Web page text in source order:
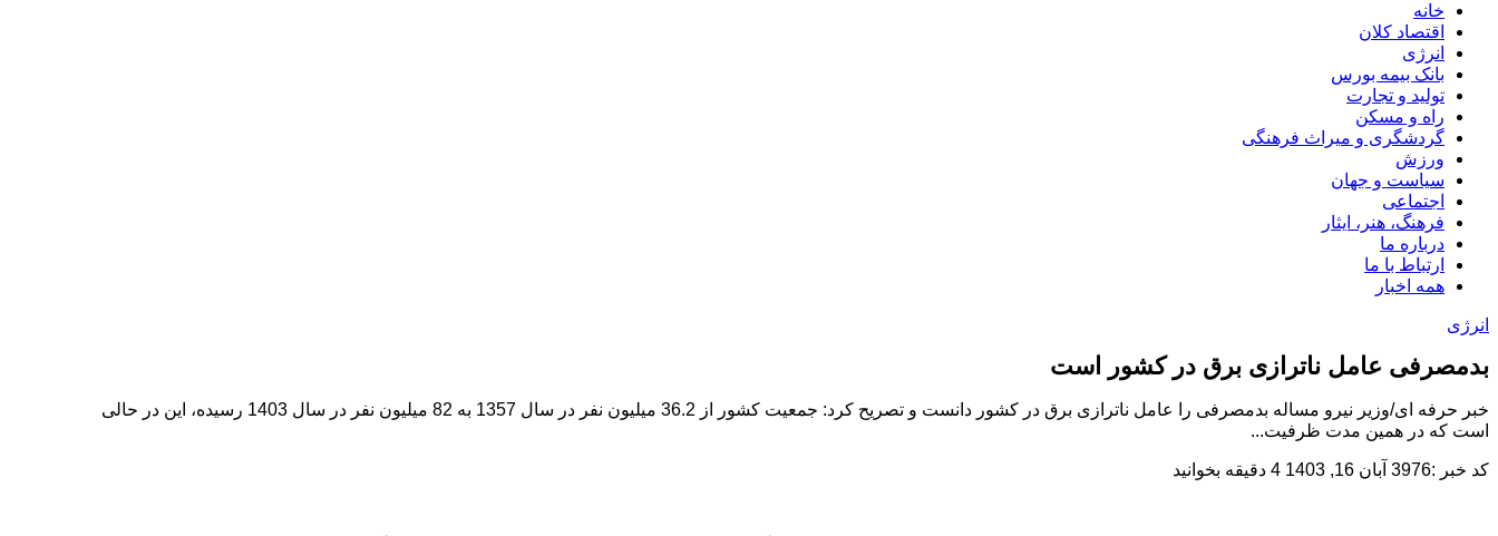
خانه
اقتصاد کلان
انرژی
بانک بیمه بورس
تولید و تجارت
راه و مسکن
گردشگری و میراث فرهنگی
ورزش
سیاست و جهان
اجتماعی
فرهنگ، هنر، ایثار
درباره ما
ارتباط با ما
همه اخبار
انرژی
بدمصرفی عامل ناترازی برق در کشور است
خبر حرفه ای/وزیر نیرو مساله بدمصرفی را عامل ناترازی برق در کشور دانست و تصریح کرد: جمعیت کشور از 36.2 میلیون نفر در سال 1357 به 82 میلیون نفر در سال 1403 رسیده، این در حالی
است که در همین مدت ظرفیت...
کد خبر :3976 آبان 16, 1403 4 دقیقه بخوانید